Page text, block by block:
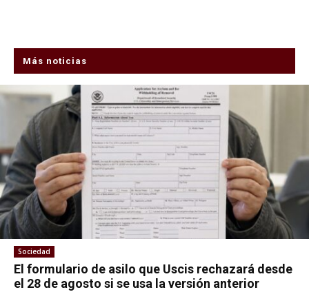
Más noticias
Sociedad
El formulario de asilo que Uscis rechazará desde
el 28 de agosto si se usa la versión anterior